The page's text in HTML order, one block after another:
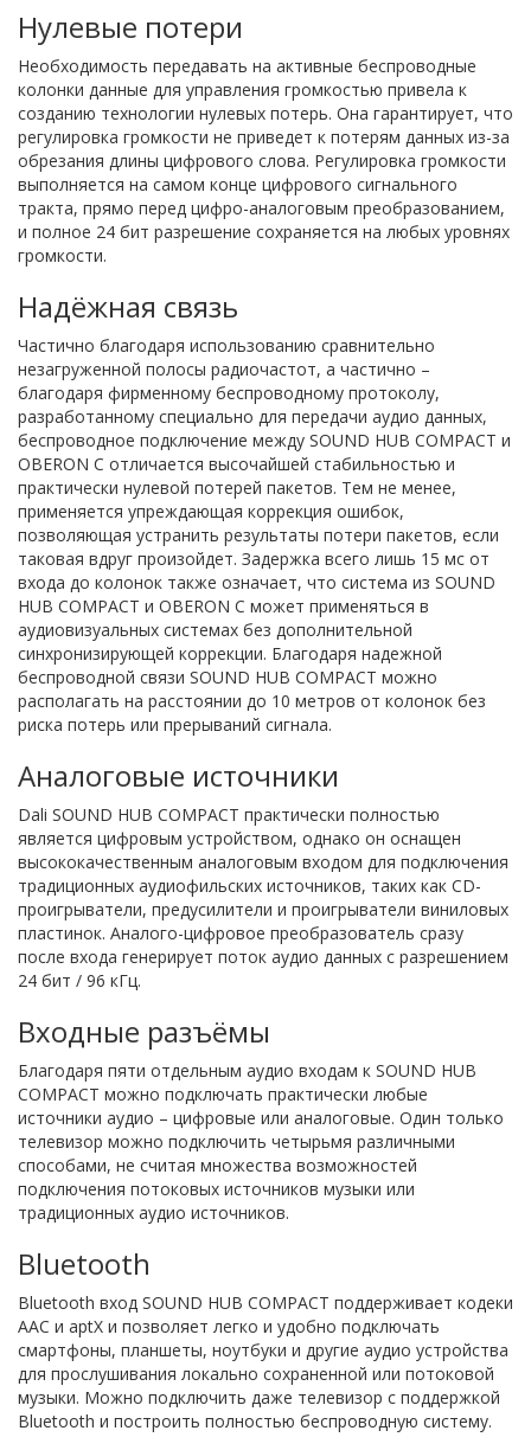
Нулевые потери
Необходимость передавать на активные беспроводные
колонки данные для управления громкостью привела к
созданию технологии нулевых потерь. Она гарантирует, что
регулировка громкости не приведет к потерям данных из-за
обрезания длины цифрового слова. Регулировка громкости
выполняется на самом конце цифрового сигнального
тракта, прямо перед цифро-аналоговым преобразованием,
и полное 24 бит разрешение сохраняется на любых уровнях
громкости.
Надёжная связь
Частично благодаря использованию сравнительно
незагруженной полосы радиочастот, а частично –
благодаря фирменному беспроводному протоколу,
разработанному специально для передачи аудио данных,
беспроводное подключение между SOUND HUB COMPACT и
OBERON C отличается высочайшей стабильностью и
практически нулевой потерей пакетов. Тем не менее,
применяется упреждающая коррекция ошибок,
позволяющая устранить результаты потери пакетов, если
таковая вдруг произойдет. Задержка всего лишь 15 мс от
входа до колонок также означает, что система из SOUND
HUB COMPACT и OBERON C может применяться в
аудиовизуальных системах без дополнительной
синхронизирующей коррекции. Благодаря надежной
беспроводной связи SOUND HUB COMPACT можно
располагать на расстоянии до 10 метров от колонок без
риска потерь или прерываний сигнала.
Аналоговые источники
Dali SOUND HUB COMPACT практически полностью
является цифровым устройством, однако он оснащен
высококачественным аналоговым входом для подключения
традиционных аудиофильских источников, таких как CD-
проигрыватели, предусилители и проигрыватели виниловых
пластинок. Аналого-цифровое преобразователь сразу
после входа генерирует поток аудио данных с разрешением
24 бит / 96 кГц.
Входные разъёмы
Благодаря пяти отдельным аудио входам к SOUND HUB
COMPACT можно подключать практически любые
источники аудио – цифровые или аналоговые. Один только
телевизор можно подключить четырьмя различными
способами, не считая множества возможностей
подключения потоковых источников музыки или
традиционных аудио источников.
Bluetooth
Bluetooth вход SOUND HUB COMPACT поддерживает кодеки
ААС и aptX и позволяет легко и удобно подключать
смартфоны, планшеты, ноутбуки и другие аудио устройства
для прослушивания локально сохраненной или потоковой
музыки. Можно подключить даже телевизор с поддержкой
Bluetooth и построить полностью беспроводную систему.